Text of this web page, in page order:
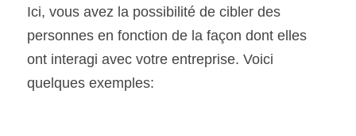
Ici, vous avez la possibilité de cibler des
personnes en fonction de la façon dont elles
ont interagi avec votre entreprise. Voici
quelques exemples: